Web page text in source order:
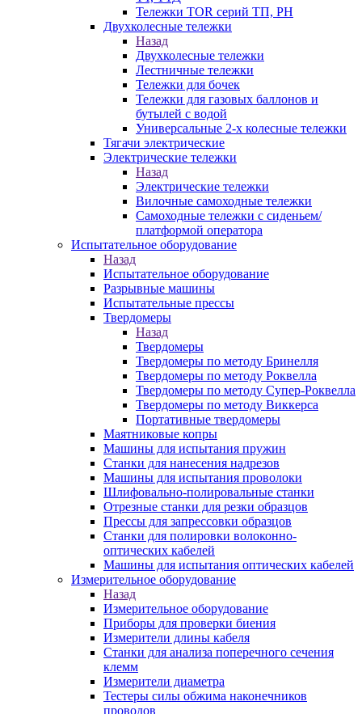
Тележки TOR серий ТП, PH
Двухколесные тележки
Назад
Двухколесные тележки
Лестничные тележки
Тележки для бочек
Тележки для газовых баллонов и
бутылей с водой
Универсальные 2-х колесные тележки
Тягачи электрические
Электрические тележки
Назад
Электрические тележки
Вилочные самоходные тележки
Самоходные тележки с сиденьем/
платформой оператора
Испытательное оборудование
Назад
Испытательное оборудование
Разрывные машины
Испытательные прессы
Твердомеры
Назад
Твердомеры
Твердомеры по методу Бринелля
Твердомеры по методу Роквелла
Твердомеры по методу Супер-Роквелла
Твердомеры по методу Виккерса
Портативные твердомеры
Маятниковые копры
Машины для испытания пружин
Станки для нанесения надрезов
Машины для испытания проволоки
Шлифовально-полировальные станки
Отрезные станки для резки образцов
Прессы для запрессовки образцов
Станки для полировки волоконно-
оптических кабелей
Машины для испытания оптических кабелей
Измерительное оборудование
Назад
Измерительное оборудование
Приборы для проверки биения
Измерители длины кабеля
Станки для анализа поперечного сечения
клемм
Измерители диаметра
Тестеры силы обжима наконечников
проводов